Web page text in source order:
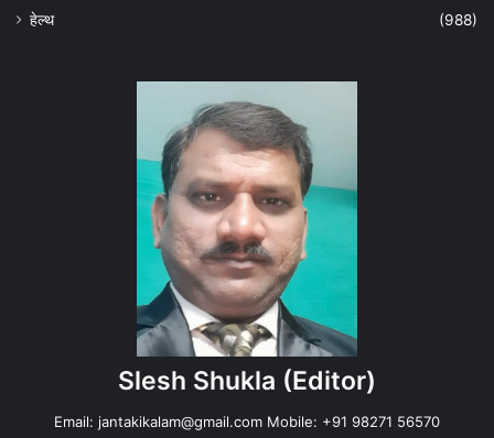
हेल्‍थ
(988)
Slesh Shukla (Editor)
Email: jantakikalam@gmail.com Mobile: +91 98271 56570